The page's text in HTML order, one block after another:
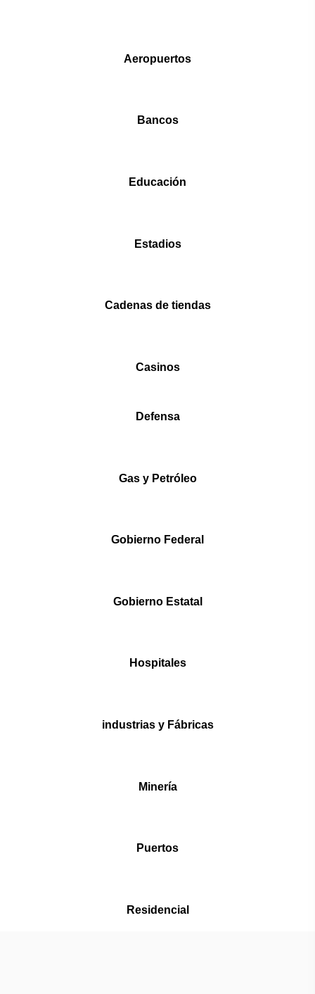
Aeropuertos
Bancos
Educación
Estadios
Cadenas de tiendas
Casinos
Defensa
Gas y Petróleo
Gobierno Federal
Gobierno Estatal
Hospitales
industrias y Fábricas
Minería
Puertos
Residencial